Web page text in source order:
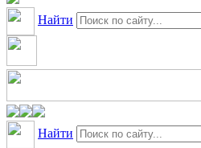
Найти
Найти